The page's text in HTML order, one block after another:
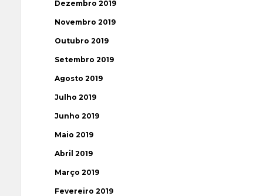
Dezembro 2019
Novembro 2019
Outubro 2019
Setembro 2019
Agosto 2019
Julho 2019
Junho 2019
Maio 2019
Abril 2019
Março 2019
Fevereiro 2019